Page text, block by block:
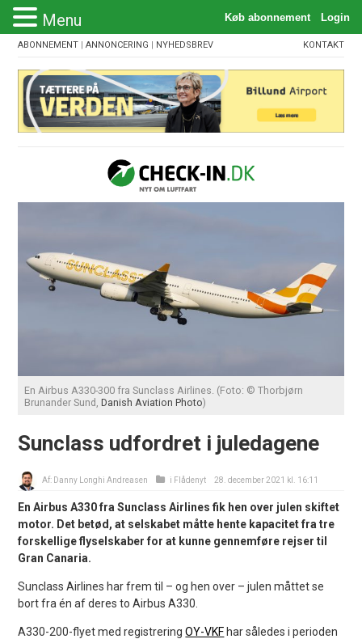
ABONNEMENT |ANNONCERING | NYHEDSBREV KONTAKT
En Airbus A330-300 fra Sunclass Airlines. (Foto: © Thorbjørn
Brunander Sund,Danish Aviation Photo)
Sunclass udfordret i juledagene
Af: Danny Longhi Andreasen i Flådenyt 28. december 2021 kl. 16:11
En Airbus A330 fra Sunclass Airlines fik hen over julen skiftet
motor. Det betød, at selskabet måtte hente kapacitet fra tre
forskellige flyselskaber for at kunne gennemføre rejser til
Gran Canaria.
Sunclass Airlines har frem til – og hen over – julen måttet se
bort fra én af deres to Airbus A330.
A330-200-flyet med registreringOY-VKF har således i perioden
Menu